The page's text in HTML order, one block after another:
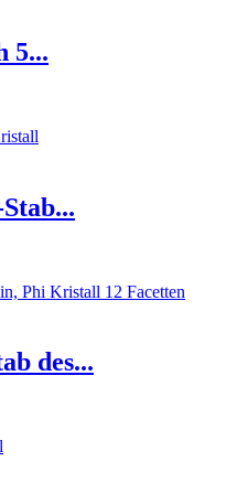
5...
des...